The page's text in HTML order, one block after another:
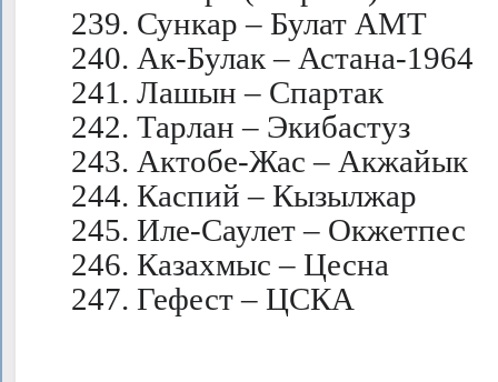
239. Сункар – Булат АМТ
240. Ак-Булак – Астана-1964
241. Лашын – Спартак
242. Тарлан – Экибастуз
243. Актобе-Жас – Акжайык
244. Каспий – Кызылжар
245. Иле-Саулет – Окжетпес
246. Казахмыс – Цесна
247. Гефест – ЦСКА